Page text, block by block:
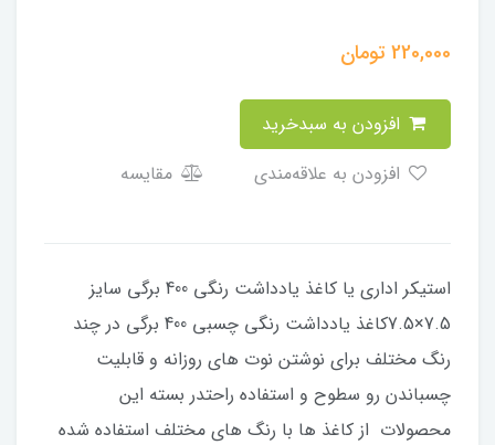
220,000تومان
مقایسه
استیکر اداری یا کاغذ یادداشت رنگی 400 برگی سایز
7.5×7.5کاغذ یادداشت رنگی چسبی 400 برگی در چند
رنگ مختلف برای نوشتن نوت های روزانه و قابلیت
چسباندن رو سطوح و استفاده راحتدر بسته این
محصولات از کاغذ ها با رنگ های مختلف استفاده شده